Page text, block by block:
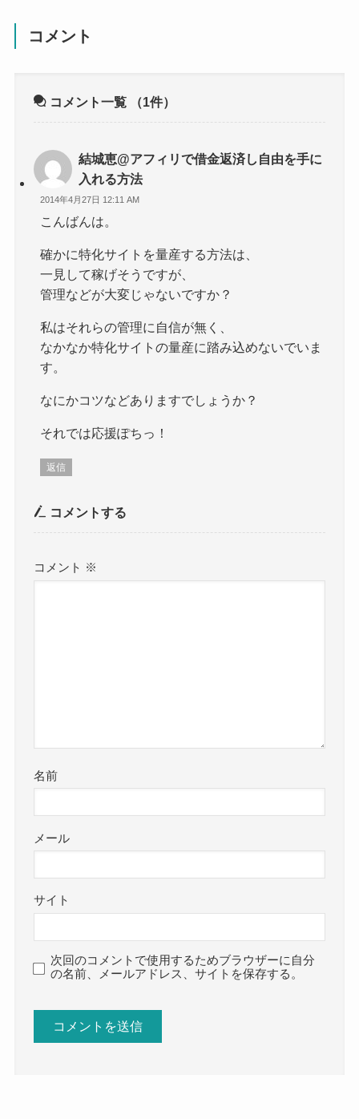
コメント
コメント一覧 （1件）
結城恵@アフィリで借金返済し自由を手に
入れる方法
2014年4月27日 12:11 AM
こんばんは。
確かに特化サイトを量産する方法は、
一見して稼げそうですが、
管理などが大変じゃないですか？
私はそれらの管理に自信が無く、
なかなか特化サイトの量産に踏み込めないでいま
す。
なにかコツなどありますでしょうか？
それでは応援ぽちっ！
返信
コメントする
コメント ※
名前
メール
サイト
次回のコメントで使用するためブラウザーに自分
の名前、メールアドレス、サイトを保存する。